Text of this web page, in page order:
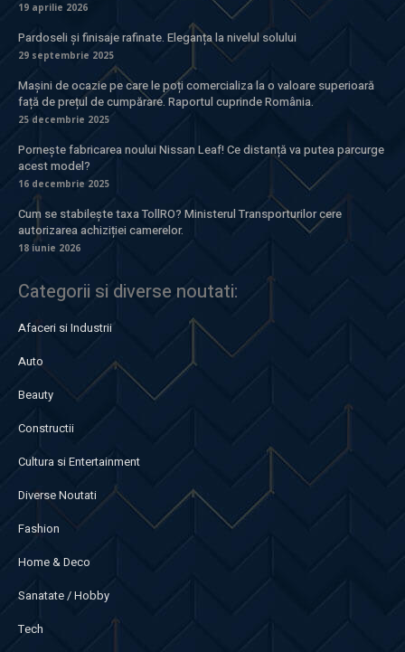
19 aprilie 2026
Pardoseli și finisaje rafinate. Eleganța la nivelul solului
29 septembrie 2025
Mașini de ocazie pe care le poți comercializa la o valoare superioară
față de prețul de cumpărare. Raportul cuprinde România.
25 decembrie 2025
Pornește fabricarea noului Nissan Leaf! Ce distanță va putea parcurge
acest model?
16 decembrie 2025
Cum se stabilește taxa TollRO? Ministerul Transporturilor cere
autorizarea achiziției camerelor.
18 iunie 2026
Categorii si diverse noutati:
Afaceri si Industrii
Auto
Beauty
Constructii
Cultura si Entertainment
Diverse Noutati
Fashion
Home & Deco
Sanatate / Hobby
Tech